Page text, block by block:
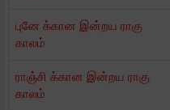
புனே க்கான இன்றய ராகு
காலம்
ராஞ்சி க்கான இன்றய ராகு
காலம்